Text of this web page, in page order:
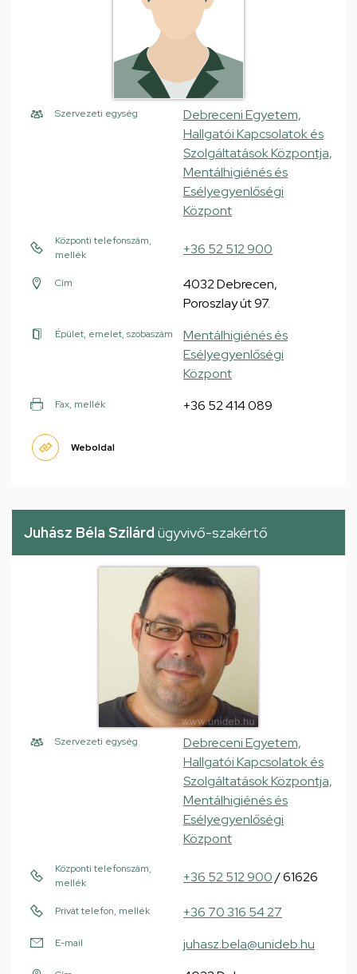
Szervezeti egység
Debreceni Egyetem,
Hallgatói Kapcsolatok és
Szolgáltatások Központja,
Mentálhigiénés és
Esélyegyenlőségi
Központ
Központi telefonszám,
mellék
+36 52 512 900
Cím
4032 Debrecen,
Poroszlay út 97.
Épület, emelet, szobaszám
Mentálhigiénés és
Esélyegyenlőségi
Központ
Fax, mellék +36 52 414 089
Weboldal
Juhász Béla Szilárd ügyvivő-szakértő
Szervezeti egység
Debreceni Egyetem,
Hallgatói Kapcsolatok és
Szolgáltatások Központja,
Mentálhigiénés és
Esélyegyenlőségi
Központ
Központi telefonszám,
mellék
+36 52 512 900/ 61626
Privát telefon, mellék +36 70 316 54 27
E-mail juhasz.bela@unideb.hu